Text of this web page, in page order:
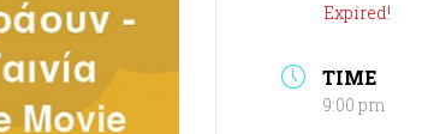
Expired!
TIME
9:00 pm